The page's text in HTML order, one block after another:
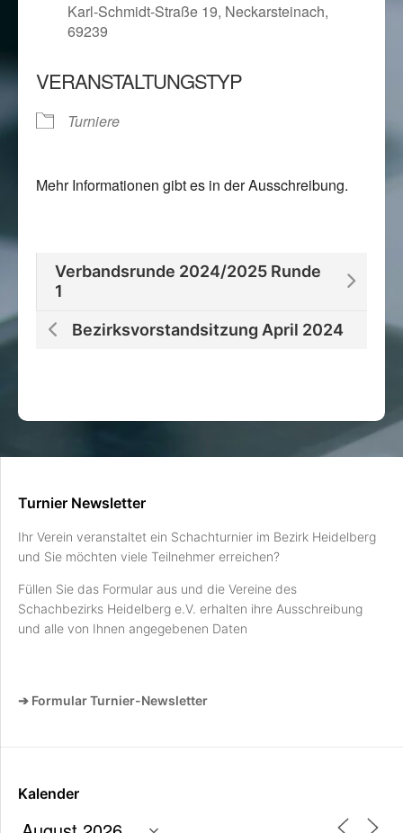
Karl-Schmidt-Straße 19, Neckarsteinach,
69239
VERANSTALTUNGSTYP
Turniere
Mehr Informationen gibt es in der Ausschreibung.
Verbandsrunde 2024/2025 Runde
1
Bezirksvorstandsitzung April 2024
Turnier Newsletter
Ihr Verein veranstaltet ein Schachturnier im Bezirk Heidelberg
und Sie möchten viele Teilnehmer erreichen?
Füllen Sie das Formular aus und die Vereine des
Schachbezirks Heidelberg e.V. erhalten ihre Ausschreibung
und alle von Ihnen angegebenen Daten
➔ Formular Turnier-Newsletter
Kalender